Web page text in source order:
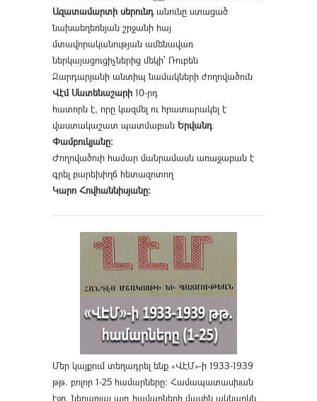
Ազատամարտի սերունդանունը ստացած
նախաեղեռնյան շրջանի հայ
մտավորականության ամենավառ
ներկայացուցիչներից մեկի՝ Ռուբեն
Զարդարյանի անտիպ նամակների ժողովածուն
Վէմ Մատենաշարի 10-րդ
հատորն է, որը կազմել ու հրատարակել է
վաստակաշատ պատմաբան Երվանդ
Փամբուկյանը։
Ժողովածուի համար մանրամասն առաջաբան է
գրել բարեխիղճ հետազոտող
Կարո Հովհաննիսյանը։
Մեր կայքում տեղադրել ենք «ՎԷՄ»-ի 1933-1939
թթ. բոլոր 1-25 համարները։ Համապատասխան
էջը, ներառյալ այդ համարների մասին ակնարկն